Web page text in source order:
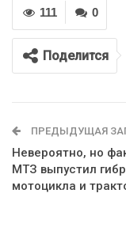
0
111
Поделится
ПРЕДЫДУЩАЯ
Невероятно, но
МТЗ выпустил
мотоцикла и